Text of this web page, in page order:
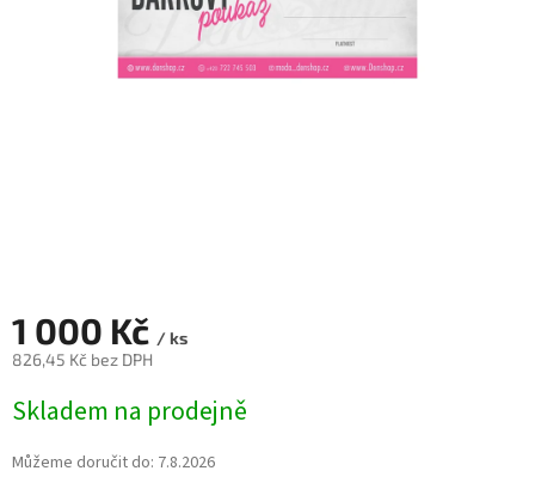
1 000 Kč / ks
826,45 Kč bez DPH
cena:
Skladem na prodejně
Můžeme doručit do: 7.8.2026